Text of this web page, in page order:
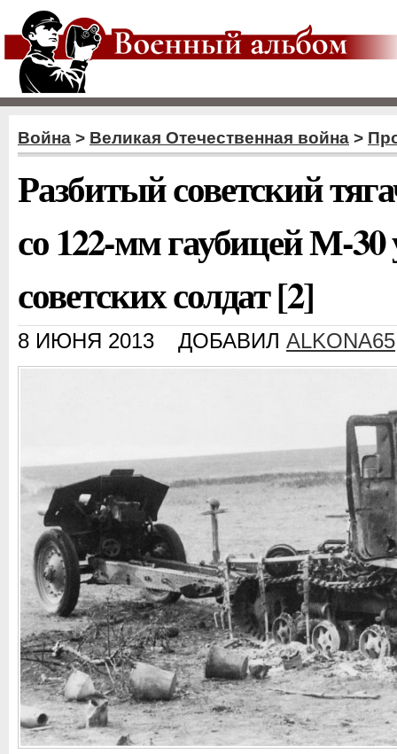
Война > Великая Отечественная война >
Разбитый советский
со 122-мм гаубицей М-
советских солдат [2]
8 ИЮНЯ 2013 ДОБАВИЛ ALKONA65